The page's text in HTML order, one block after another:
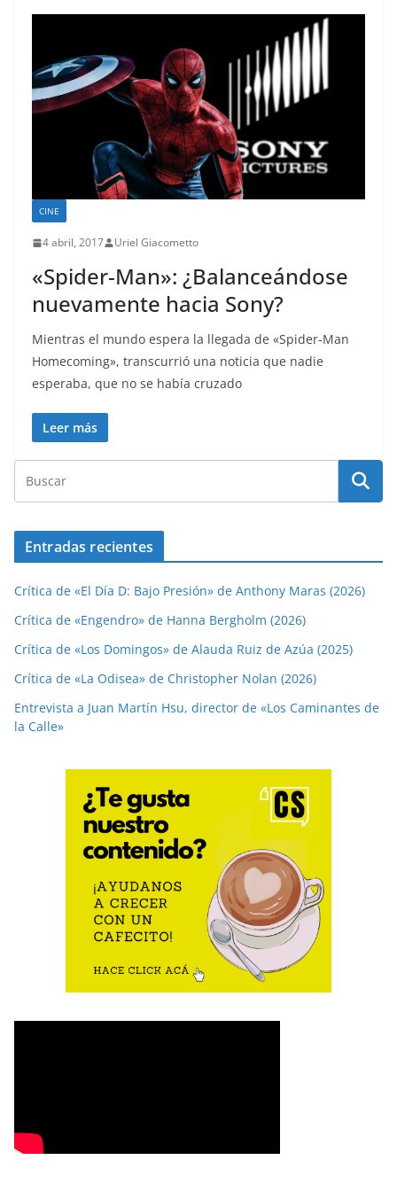
CINE
4 abril, 2017 Uriel Giacometto
«Spider-Man»: ¿Balanceándose
nuevamente hacia Sony?
Mientras el mundo espera la llegada de «Spider-Man
Homecoming», transcurrió una noticia que nadie
esperaba, que no se había cruzado
Leer más
Entradas recientes
Crítica de «El Día D: Bajo Presión» de Anthony Maras (2026)
Crítica de «Engendro» de Hanna Bergholm (2026)
Crítica de «Los Domingos» de Alauda Ruiz de Azúa (2025)
Crítica de «La Odisea» de Christopher Nolan (2026)
Entrevista a Juan Martín Hsu, director de «Los Caminantes de
la Calle»